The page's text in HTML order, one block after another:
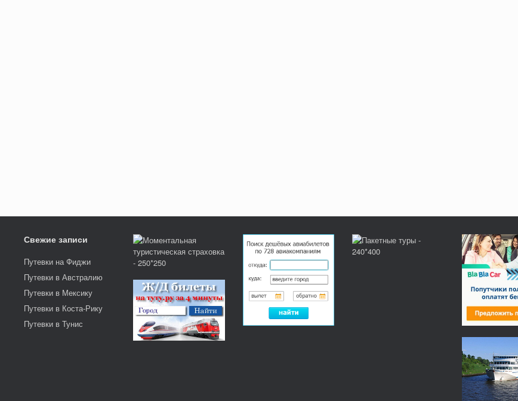
Свежие записи
Путевки на Фиджи
Путевки в Австралию
Путевки в Мексику
Путевки в Коста-Рику
Путевки в Тунис